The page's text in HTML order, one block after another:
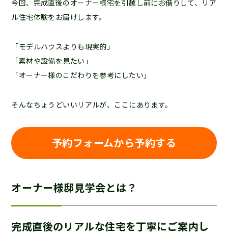
今回、完成直後のオーナー様宅を引越し前にお借りして、リア
ル住宅体験をお届けします。
「モデルハウスよりも現実的」
「素材や設備を見たい」
「オーナー様のこだわりを参考にしたい」
そんなちょうどいいリアルが、ここにあります。
予約フォームから予約する
オーナー様邸見学会とは？
完成直後のリアルな住宅を丁寧にご案内し